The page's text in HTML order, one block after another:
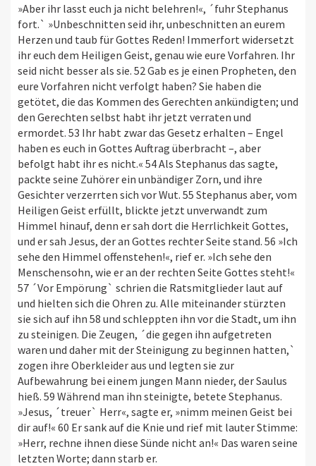
»Aber ihr lasst euch ja nicht belehren!«, ´fuhr Stephanus
fort.` »Unbeschnitten seid ihr, unbeschnitten an eurem
Herzen und taub für Gottes Reden! Immerfort widersetzt
ihr euch dem Heiligen Geist, genau wie eure Vorfahren. Ihr
seid nicht besser als sie. 52 Gab es je einen Propheten, den
eure Vorfahren nicht verfolgt haben? Sie haben die
getötet, die das Kommen des Gerechten ankündigten; und
den Gerechten selbst habt ihr jetzt verraten und
ermordet. 53 Ihr habt zwar das Gesetz erhalten – Engel
haben es euch in Gottes Auftrag überbracht –, aber
befolgt habt ihr es nicht.« 54 Als Stephanus das sagte,
packte seine Zuhörer ein unbändiger Zorn, und ihre
Gesichter verzerrten sich vor Wut. 55 Stephanus aber, vom
Heiligen Geist erfüllt, blickte jetzt unverwandt zum
Himmel hinauf, denn er sah dort die Herrlichkeit Gottes,
und er sah Jesus, der an Gottes rechter Seite stand. 56 »Ich
sehe den Himmel offenstehen!«, rief er. »Ich sehe den
Menschensohn, wie er an der rechten Seite Gottes steht!«
57 ´Vor Empörung` schrien die Ratsmitglieder laut auf
und hielten sich die Ohren zu. Alle miteinander stürzten
sie sich auf ihn 58 und schleppten ihn vor die Stadt, um ihn
zu steinigen. Die Zeugen, ´die gegen ihn aufgetreten
waren und daher mit der Steinigung zu beginnen hatten,`
zogen ihre Oberkleider aus und legten sie zur
Aufbewahrung bei einem jungen Mann nieder, der Saulus
hieß. 59 Während man ihn steinigte, betete Stephanus.
»Jesus, ´treuer` Herr«, sagte er, »nimm meinen Geist bei
dir auf!« 60 Er sank auf die Knie und rief mit lauter Stimme:
»Herr, rechne ihnen diese Sünde nicht an!« Das waren seine
letzten Worte; dann starb er.